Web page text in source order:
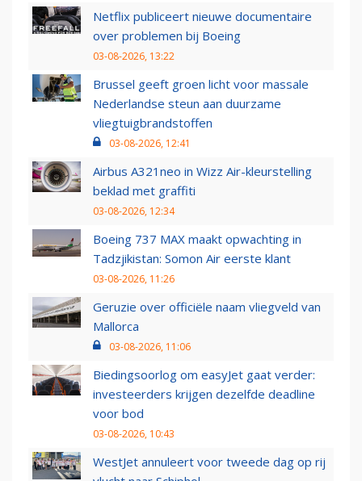
Netflix publiceert nieuwe documentaire
over problemen bij Boeing
03-08-2026, 13:22
Brussel geeft groen licht voor massale
Nederlandse steun aan duurzame
vliegtuigbrandstoffen
03-08-2026, 12:41
Airbus A321neo in Wizz Air-kleurstelling
beklad met graffiti
03-08-2026, 12:34
Boeing 737 MAX maakt opwachting in
Tadzjikistan: Somon Air eerste klant
03-08-2026, 11:26
Geruzie over officiële naam vliegveld van
Mallorca
03-08-2026, 11:06
Biedingsoorlog om easyJet gaat verder:
investeerders krijgen dezelfde deadline
voor bod
03-08-2026, 10:43
WestJet annuleert voor tweede dag op rij